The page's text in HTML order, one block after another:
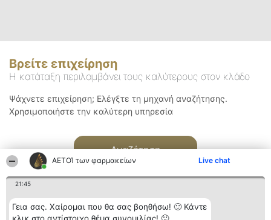
ΑΕΤΟΊ των φαρμακείων Live chat
21:45
Γεια σας. Χαίρομαι που θα σας βοηθήσω! 🙂 Κάντε
Βρείτε επιχείρηση
Η κατάταξη περιλαμβάνει τους καλύτερους στον κλάδο
Ψάχνετε επιχείρηση; Ελέγξτε τη μηχανή αναζήτησης.
Χρησιμοποιήστε την καλύτερη υπηρεσία
Αναζήτηση